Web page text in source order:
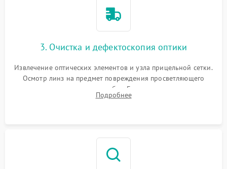
3. Очистка и дефектоскопия оптики
Извлечение оптических элементов и узла прицельной сетки.
Осмотр линз на предмет повреждения просветляющего
покрытия или появления грибка. Бережная очистка стекол
спецрастворами. Проверка целостности гравированной
Подробнее